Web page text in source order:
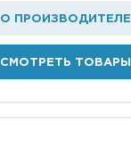
О ПРОИЗВОДИТЕЛЕ
СМОТРЕТЬ ТОВАРЫ